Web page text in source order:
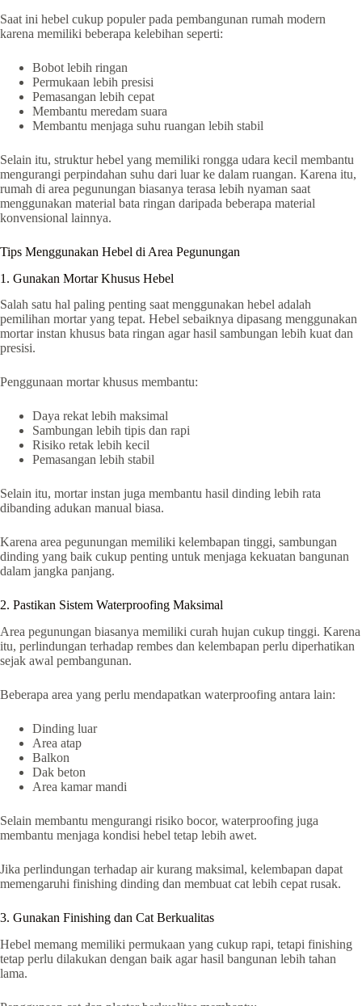
Saat ini hebel cukup populer pada pembangunan rumah modern
karena memiliki beberapa kelebihan seperti:
Bobot lebih ringan
Permukaan lebih presisi
Pemasangan lebih cepat
Membantu meredam suara
Membantu menjaga suhu ruangan lebih stabil
Selain itu, struktur hebel yang memiliki rongga udara kecil membantu
mengurangi perpindahan suhu dari luar ke dalam ruangan. Karena itu,
rumah di area pegunungan biasanya terasa lebih nyaman saat
menggunakan material bata ringan daripada beberapa material
konvensional lainnya.
Tips Menggunakan Hebel di Area Pegunungan
1. Gunakan Mortar Khusus Hebel
Salah satu hal paling penting saat menggunakan hebel adalah
pemilihan mortar yang tepat. Hebel sebaiknya dipasang menggunakan
mortar instan khusus bata ringan agar hasil sambungan lebih kuat dan
presisi.
Penggunaan mortar khusus membantu:
Daya rekat lebih maksimal
Sambungan lebih tipis dan rapi
Risiko retak lebih kecil
Pemasangan lebih stabil
Selain itu, mortar instan juga membantu hasil dinding lebih rata
dibanding adukan manual biasa.
Karena area pegunungan memiliki kelembapan tinggi, sambungan
dinding yang baik cukup penting untuk menjaga kekuatan bangunan
dalam jangka panjang.
2. Pastikan Sistem Waterproofing Maksimal
Area pegunungan biasanya memiliki curah hujan cukup tinggi. Karena
itu, perlindungan terhadap rembes dan kelembapan perlu diperhatikan
sejak awal pembangunan.
Beberapa area yang perlu mendapatkan waterproofing antara lain:
Dinding luar
Area atap
Balkon
Dak beton
Area kamar mandi
Selain membantu mengurangi risiko bocor, waterproofing juga
membantu menjaga kondisi hebel tetap lebih awet.
Jika perlindungan terhadap air kurang maksimal, kelembapan dapat
memengaruhi finishing dinding dan membuat cat lebih cepat rusak.
3. Gunakan Finishing dan Cat Berkualitas
Hebel memang memiliki permukaan yang cukup rapi, tetapi finishing
tetap perlu dilakukan dengan baik agar hasil bangunan lebih tahan
lama.